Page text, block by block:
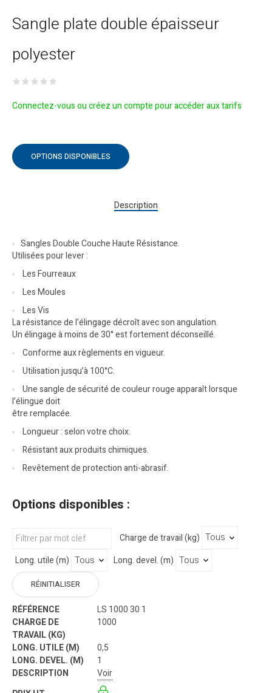
Sangle plate double épaisseur
polyester
Connectez-vous ou créez un compte pour accéder aux tarifs
OPTIONS DISPONIBLES
Description
Sangles Double Couche Haute Résistance.
Utilisées pour lever :
Les Fourreaux
Les Moules
Les Vis
La résistance de l’élingage décroît avec son angulation.
Un élingage à moins de 30° est fortement déconseillé.
Conforme aux règlements en vigueur.
Utilisation jusqu’à 100°C.
Une sangle de sécurité de couleur rouge apparaît lorsque
l’élingue doit
être remplacée.
Longueur : selon votre choix.
Résistant aux produits chimiques.
Revêtement de protection anti-abrasif.
Options disponibles :
Charge de travail (kg)
Long. utile (m)
Long. devel. (m)
RÉINITIALISER
LS 1000 30 1
1000
0,5
1
Voir